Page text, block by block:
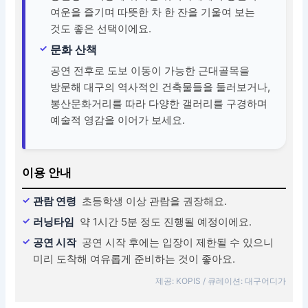
여운을 즐기며 따뜻한 차 한 잔을 기울여 보는
것도 좋은 선택이에요.
문화 산책
공연 전후로 도보 이동이 가능한 근대골목을
방문해 대구의 역사적인 건축물들을 둘러보거나,
봉산문화거리를 따라 다양한 갤러리를 구경하며
예술적 영감을 이어가 보세요.
이용 안내
관람 연령 초등학생 이상 관람을 권장해요.
러닝타임 약 1시간 5분 정도 진행될 예정이에요.
공연 시작 공연 시작 후에는 입장이 제한될 수 있으니
미리 도착해 여유롭게 준비하는 것이 좋아요.
제공: KOPIS / 큐레이션: 대구어디가